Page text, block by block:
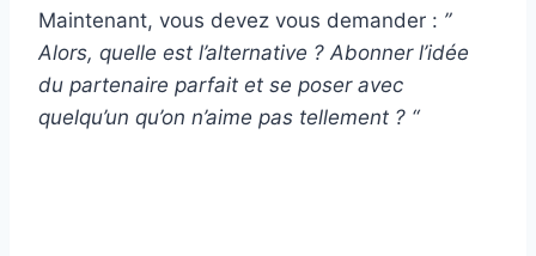
Maintenant, vous devez vous demander : ”
Alors, quelle est l’alternative ? Abonner l’idée
du partenaire parfait et se poser avec
quelqu’un qu’on n’aime pas tellement ? “